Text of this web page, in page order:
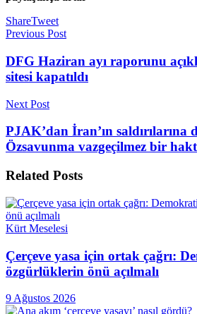
ShareTweet
Previous Post
DFG Haziran ayı raporunu
sitesi kapatıldı
Next Post
PJAK’dan İran’ın saldırılarına
Özsavunma vazgeçilmez bir
Related Posts
Kürt Meselesi
Çerçeve yasa için ortak çağrı:
özgürlüklerin önü açılmalı
9 Ağustos 2026